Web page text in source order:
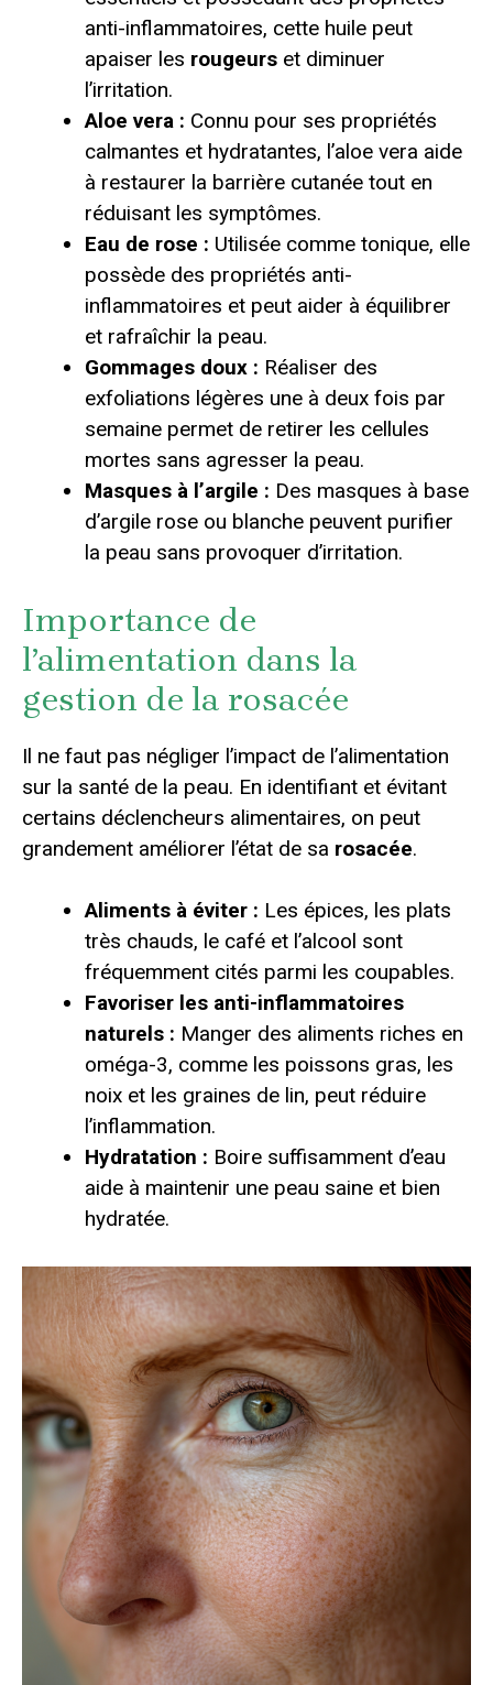
anti-inflammatoires, cette huile peut
apaiser les rougeurs et diminuer
l’irritation.
Aloe vera : Connu pour ses propriétés
calmantes et hydratantes, l’aloe vera aide
à restaurer la barrière cutanée tout en
réduisant les symptômes.
Eau de rose : Utilisée comme tonique, elle
possède des propriétés anti-
inflammatoires et peut aider à équilibrer
et rafraîchir la peau.
Gommages doux : Réaliser des
exfoliations légères une à deux fois par
semaine permet de retirer les cellules
mortes sans agresser la peau.
Masques à l’argile : Des masques à base
d’argile rose ou blanche peuvent purifier
la peau sans provoquer d’irritation.
Importance de
l’alimentation dans la
gestion de la rosacée
Il ne faut pas négliger l’impact de l’alimentation
sur la santé de la peau. En identifiant et évitant
certains déclencheurs alimentaires, on peut
grandement améliorer l’état de sa rosacée.
Aliments à éviter : Les épices, les plats
très chauds, le café et l’alcool sont
fréquemment cités parmi les coupables.
Favoriser les anti-inflammatoires
naturels : Manger des aliments riches en
oméga-3, comme les poissons gras, les
noix et les graines de lin, peut réduire
l’inflammation.
Hydratation : Boire suffisamment d’eau
aide à maintenir une peau saine et bien
hydratée.